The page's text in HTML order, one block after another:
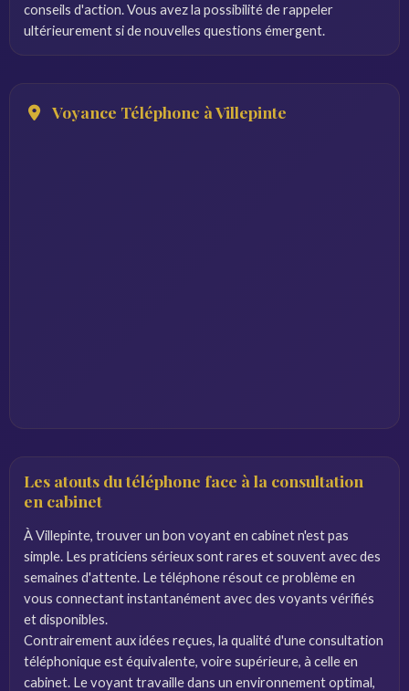
conseils d'action. Vous avez la possibilité de rappeler
ultérieurement si de nouvelles questions émergent.
Voyance Téléphone à Villepinte
Les atouts du téléphone face à la consultation
en cabinet
À Villepinte, trouver un bon voyant en cabinet n'est pas
simple. Les praticiens sérieux sont rares et souvent avec des
semaines d'attente. Le téléphone résout ce problème en
vous connectant instantanément avec des voyants vérifiés
et disponibles.
Contrairement aux idées reçues, la qualité d'une consultation
téléphonique est équivalente, voire supérieure, à celle en
cabinet. Le voyant travaille dans un environnement optimal,